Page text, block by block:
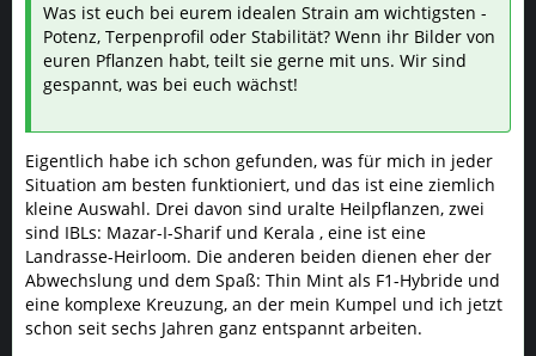
Was ist euch bei eurem idealen Strain am wichtigsten -
Potenz, Terpenprofil oder Stabilität? Wenn ihr Bilder von
euren Pflanzen habt, teilt sie gerne mit uns. Wir sind
gespannt, was bei euch wächst!
Eigentlich habe ich schon gefunden, was für mich in jeder
Situation am besten funktioniert, und das ist eine ziemlich
kleine Auswahl. Drei davon sind uralte Heilpflanzen, zwei
sind IBLs: Mazar-I-Sharif und Kerala , eine ist eine
Landrasse-Heirloom. Die anderen beiden dienen eher der
Abwechslung und dem Spaß: Thin Mint als F1-Hybride und
eine komplexe Kreuzung, an der mein Kumpel und ich jetzt
schon seit sechs Jahren ganz entspannt arbeiten.